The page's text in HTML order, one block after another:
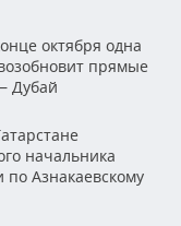
октября одна
прямые
Дубай
начальника
по Азнакаевскому